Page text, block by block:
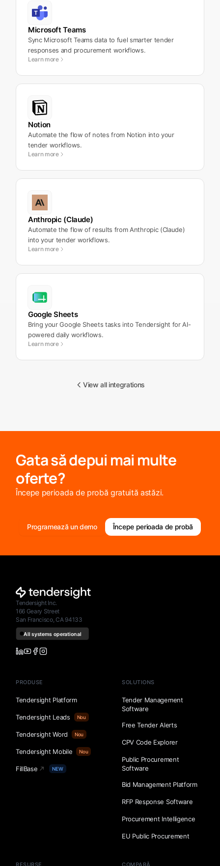
Microsoft Teams
Sync Microsoft Teams data to fuel smarter tender
responses and procurement workflows.
Learn more
Notion
Automate the flow of notes from Notion into your
tender workflows.
Learn more
Anthropic (Claude)
Automate the flow of results from Anthropic (Claude)
into your tender workflows.
Learn more
Google Sheets
Bring your Google Sheets tasks into Tendersight for AI-
powered daily workflows.
Learn more
View all integrations
Gata să depui mai multe
oferte?
Începe perioada de probă gratuită astăzi.
Programează un demo Începe perioada de probă
Tendersight Inc.
166 Geary Street
San Francisco, CA 94133
PRODUSE
Tendersight Platform
Tendersight Leads Nou
Tendersight Word Nou
Tendersight Mobile Nou
FillBase NEW
SOLUTIONS
Tender Management
Software
Free Tender Alerts
CPV Code Explorer
Public Procurement
Software
Bid Management Platform
RFP Response Software
Procurement Intelligence
EU Public Procurement
RESURSE COMPARĂ